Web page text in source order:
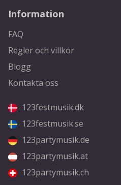
Information
FAQ
Regler och villkor
Blogg
Kontakta oss
123festmusik.dk
123festmusik.se
123partymusik.de
123partymusik.at
123partymusik.ch